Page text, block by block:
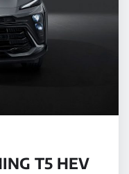
T5 HEV